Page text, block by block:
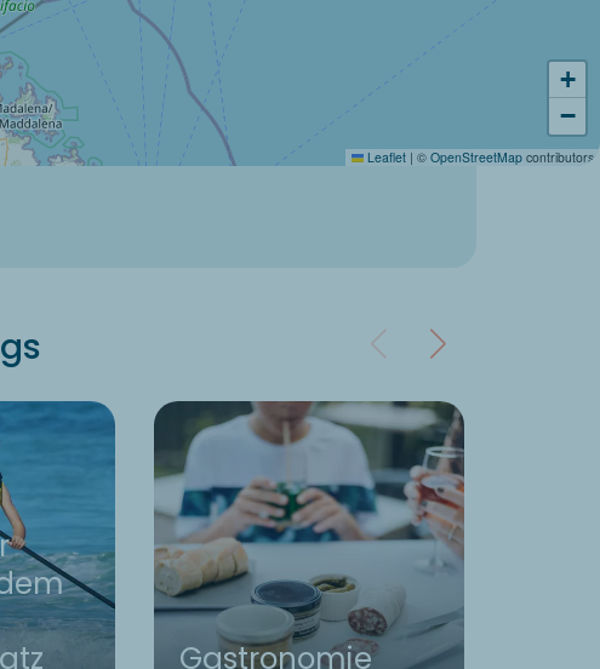
+
−
Leaflet | © OpenStreetMap contributors
Gastronomie